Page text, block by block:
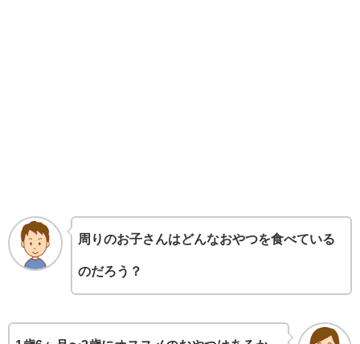
周りのお子さんはどんなおやつを食べている
のだろう？